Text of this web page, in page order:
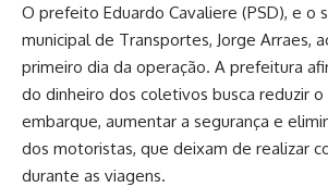
O prefeito Eduardo Cavaliere (PSD), e o
municipal de Transportes, Jorge Arraes,
primeiro dia da operação. A prefeitura
do dinheiro dos coletivos busca reduzir
embarque, aumentar a segurança e
dos motoristas, que deixam de realizar
durante as viagens.